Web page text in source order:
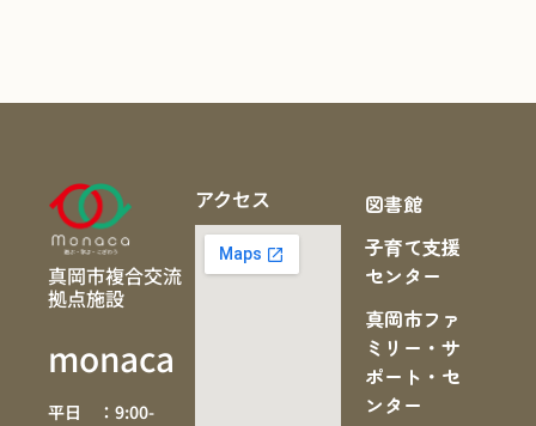
真岡市複合交流
拠点施設
monaca
平日 ：9:00-
アクセス
図書館
子育て支援
センター
真岡市ファ
ミリー・サ
ポート・セ
ンター